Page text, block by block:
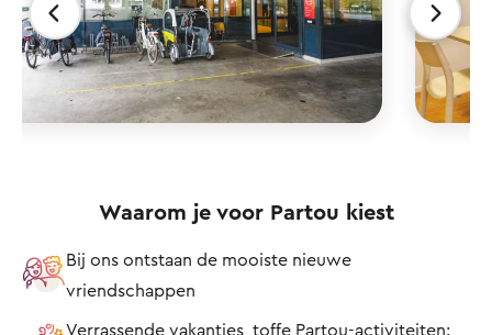
Waarom je voor Partou kiest
Bij ons ontstaan de mooiste nieuwe
vriendschappen
Verrassende vakanties, toffe Partou-activiteiten: